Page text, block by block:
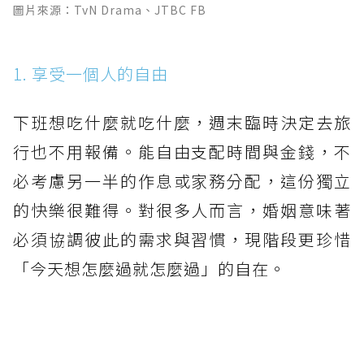
圖片來源：TvN Drama、JTBC FB
1. 享受一個人的自由
下班想吃什麼就吃什麼，週末臨時決定去旅
行也不用報備。能自由支配時間與金錢，不
必考慮另一半的作息或家務分配，這份獨立
的快樂很難得。對很多人而言，婚姻意味著
必須協調彼此的需求與習慣，現階段更珍惜
「今天想怎麼過就怎麼過」的自在。